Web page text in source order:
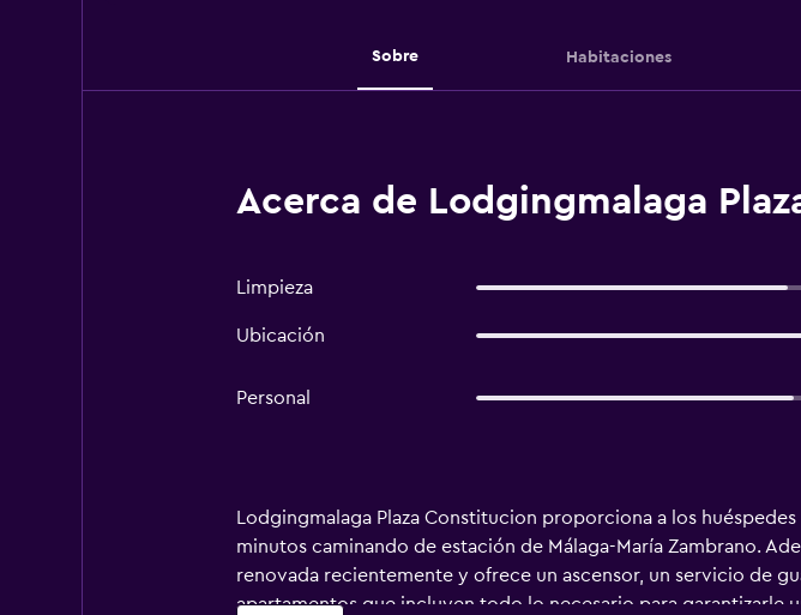
Sobre Habitaciones
Acerca de Lodgingmalaga
Limpieza
Ubicación
Personal
Lodgingmalaga Plaza Constitucion proporciona a los
minutos caminando de estación de Málaga-María Zambrano.
renovada recientemente y ofrece un ascensor, un servicio de
apartamentos que incluyen todo lo necesario para garantizarle